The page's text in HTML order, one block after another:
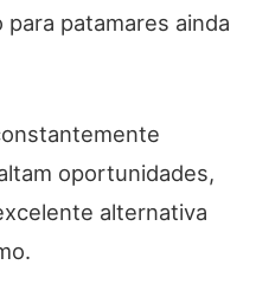
para patamares ainda
oportunidades,
alternativa